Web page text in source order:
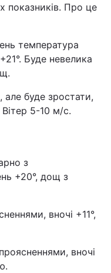
показників. Про це
температура
Буде невелика
буде зростати,
5-10 м/с.
з
+20°, дощ з
вночі +11°,
вночі